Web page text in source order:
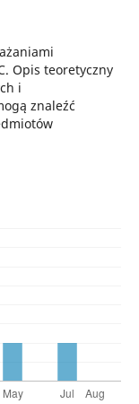
Opis teoretyczny
i
znaleźć